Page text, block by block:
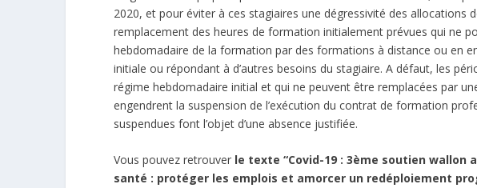
2020, et pour éviter à ces stagiaires une dégressivité des allocations
remplacement des heures de formation initialement prévues qui ne
hebdomadaire de la formation par des formations à distance ou en
initiale ou répondant à d’autres besoins du stagiaire. A défaut, les
régime hebdomadaire initial et qui ne peuvent être remplacées par
engendrent la suspension de l’exécution du contrat de formation
suspendues font l’objet d’une absence justifiée.
Vous pouvez retrouver le texte “Covid-19 : 3ème soutien
santé : protéger les emplois et amorcer un redéploiement